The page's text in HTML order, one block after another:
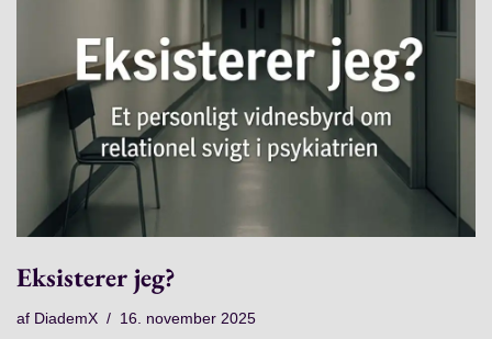
Eksisterer jeg?
af DiademX 16. november 2025